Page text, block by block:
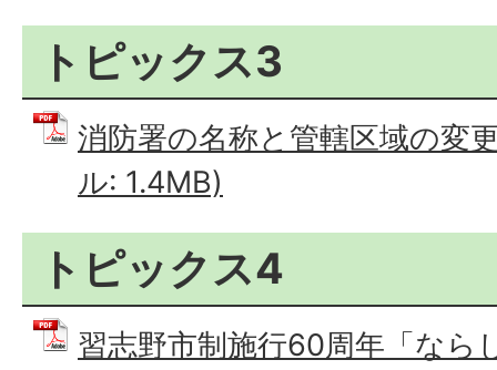
トピックス3
消防署の名称と管轄区域の変
ル: 1.4MB)
トピックス4
習志野市制施行60周年「なら